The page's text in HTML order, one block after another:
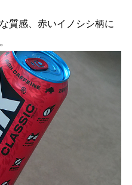
質感、赤いイノシシ柄に